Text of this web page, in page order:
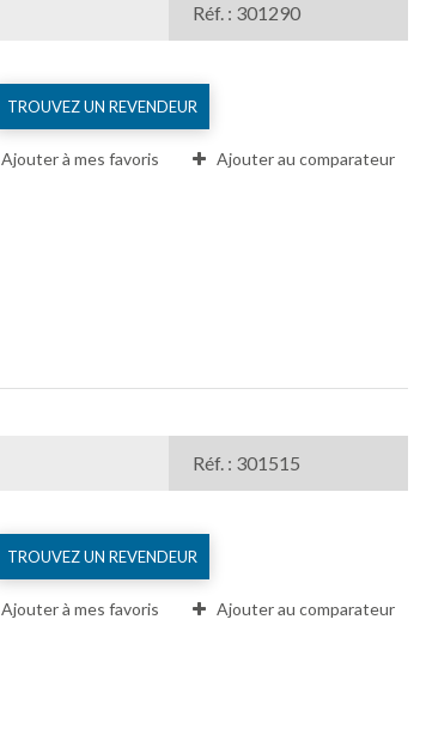
Réf. : 301290
TROUVEZ UN REVENDEUR
Ajouter à mes favoris Ajouter au comparateur
Réf. : 301515
TROUVEZ UN REVENDEUR
Ajouter à mes favoris Ajouter au comparateur